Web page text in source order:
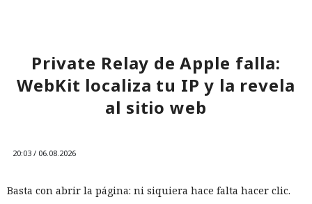
Private Relay de Apple falla:
WebKit localiza tu IP y la revela
al sitio web
20:03 / 06.08.2026
Basta con abrir la página: ni siquiera hace falta hacer clic.